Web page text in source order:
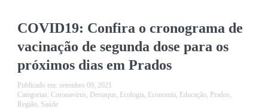
COVID19: Confira o cronograma de
vacinação de segunda dose para os
próximos dias em Prados
Publicado em: setembro 09, 2021
Categorias: Coronavírus, Destaque, Ecologia, Economia, Educação, Prados,
Região, Saúde